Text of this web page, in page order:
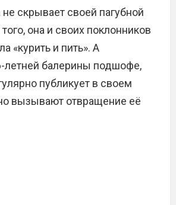
не скрывает своей пагубной
она и своих поклонников
«курить и пить». А
летней балерины подшофе,
публикует в своем
вызывают отвращение её